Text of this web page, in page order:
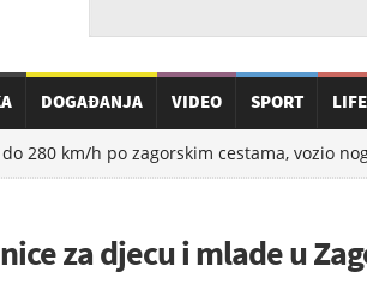
DOGAĐANJA VIDEO SPORT
km/h po zagorskim cestama, vozio
za djecu i mlade u